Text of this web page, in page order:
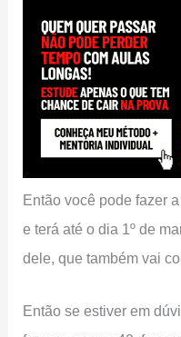
Então você pode fazer
e terá até o dia 1º de
dele, que também vai
Então se estiver em